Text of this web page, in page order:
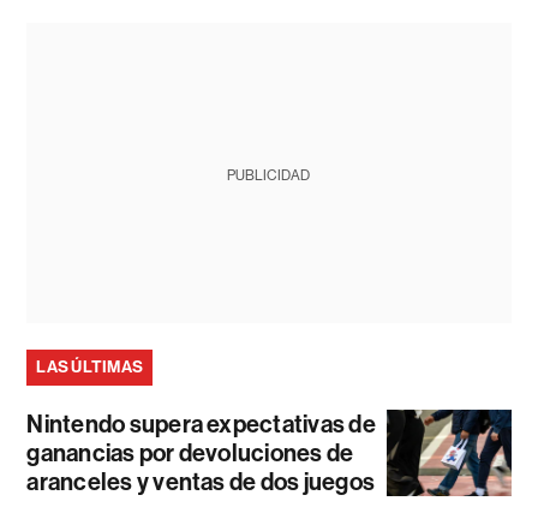
PUBLICIDAD
LAS ÚLTIMAS
Nintendo supera expectativas de
ganancias por devoluciones de
aranceles y ventas de dos juegos